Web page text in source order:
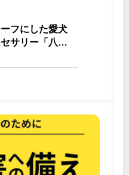
フにした愛犬
サリー「八心